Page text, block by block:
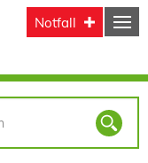
Notfall